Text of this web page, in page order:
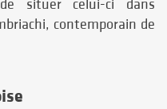
situer celui-ci dans
contemporain de